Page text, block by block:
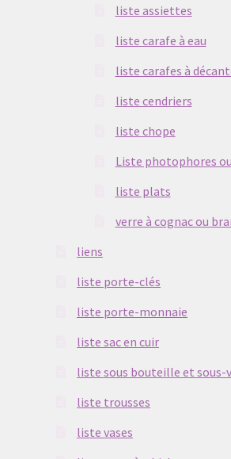
liste assiettes
liste carafe à eau
liste carafes à
liste cendriers
liste chope
Liste photophores
liste plats
verre à cognac ou
liens
liste porte-clés
liste porte-monnaie
liste sac en cuir
liste sous bouteille et sous-
liste trousses
liste vases